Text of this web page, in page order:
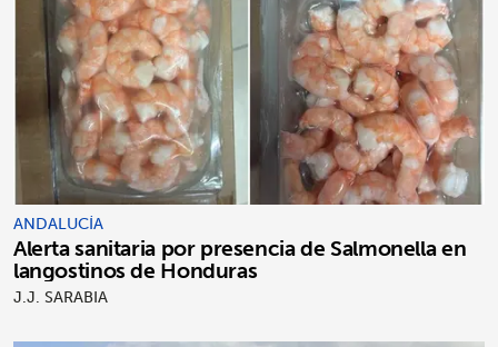
ANDALUCÍA
Alerta sanitaria por presencia de Salmonella en
langostinos de Honduras
J.J. SARABIA